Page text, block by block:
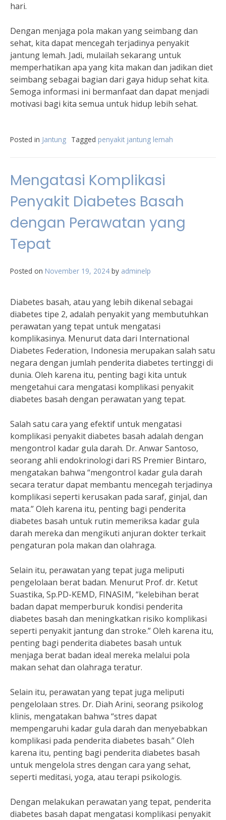
hari.
Dengan menjaga pola makan yang seimbang dan
sehat, kita dapat mencegah terjadinya penyakit
jantung lemah. Jadi, mulailah sekarang untuk
memperhatikan apa yang kita makan dan jadikan diet
seimbang sebagai bagian dari gaya hidup sehat kita.
Semoga informasi ini bermanfaat dan dapat menjadi
motivasi bagi kita semua untuk hidup lebih sehat.
Posted in Jantung Tagged penyakit jantung lemah
Mengatasi Komplikasi
Penyakit Diabetes Basah
dengan Perawatan yang
Tepat
Posted on November 19, 2024 by adminelp
Diabetes basah, atau yang lebih dikenal sebagai
diabetes tipe 2, adalah penyakit yang membutuhkan
perawatan yang tepat untuk mengatasi
komplikasinya. Menurut data dari International
Diabetes Federation, Indonesia merupakan salah satu
negara dengan jumlah penderita diabetes tertinggi di
dunia. Oleh karena itu, penting bagi kita untuk
mengetahui cara mengatasi komplikasi penyakit
diabetes basah dengan perawatan yang tepat.
Salah satu cara yang efektif untuk mengatasi
komplikasi penyakit diabetes basah adalah dengan
mengontrol kadar gula darah. Dr. Anwar Santoso,
seorang ahli endokrinologi dari RS Premier Bintaro,
mengatakan bahwa “mengontrol kadar gula darah
secara teratur dapat membantu mencegah terjadinya
komplikasi seperti kerusakan pada saraf, ginjal, dan
mata.” Oleh karena itu, penting bagi penderita
diabetes basah untuk rutin memeriksa kadar gula
darah mereka dan mengikuti anjuran dokter terkait
pengaturan pola makan dan olahraga.
Selain itu, perawatan yang tepat juga meliputi
pengelolaan berat badan. Menurut Prof. dr. Ketut
Suastika, Sp.PD-KEMD, FINASIM, “kelebihan berat
badan dapat memperburuk kondisi penderita
diabetes basah dan meningkatkan risiko komplikasi
seperti penyakit jantung dan stroke.” Oleh karena itu,
penting bagi penderita diabetes basah untuk
menjaga berat badan ideal mereka melalui pola
makan sehat dan olahraga teratur.
Selain itu, perawatan yang tepat juga meliputi
pengelolaan stres. Dr. Diah Arini, seorang psikolog
klinis, mengatakan bahwa “stres dapat
mempengaruhi kadar gula darah dan menyebabkan
komplikasi pada penderita diabetes basah.” Oleh
karena itu, penting bagi penderita diabetes basah
untuk mengelola stres dengan cara yang sehat,
seperti meditasi, yoga, atau terapi psikologis.
Dengan melakukan perawatan yang tepat, penderita
diabetes basah dapat mengatasi komplikasi penyakit